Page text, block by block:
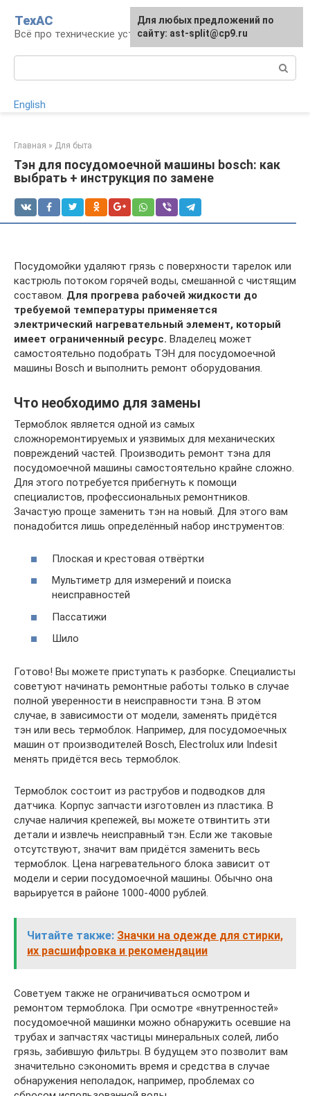
контенту
ТехАС
Всё про технические устройства
English
Главная » Для быта
Тэн для посудомоечной машины bosch: как
выбрать + инструкция по замене
Посудомойки удаляют грязь с поверхности тарелок или
кастрюль потоком горячей воды, смешанной с чистящим
составом. Для прогрева рабочей жидкости до
требуемой температуры применяется
электрический нагревательный элемент, который
имеет ограниченный ресурс. Владелец может
самостоятельно подобрать ТЭН для посудомоечной
машины Bosch и выполнить ремонт оборудования.
Что необходимо для замены
Термоблок является одной из самых
сложноремонтируемых и уязвимых для механических
повреждений частей. Производить ремонт тэна для
посудомоечной машины самостоятельно крайне сложно.
Для этого потребуется прибегнуть к помощи
специалистов, профессиональных ремонтников.
Зачастую проще заменить тэн на новый. Для этого вам
понадобится лишь определённый набор инструментов:
Плоская и крестовая отвёртки
Мультиметр для измерений и поиска
неисправностей
Пассатижи
Шило
Готово! Вы можете приступать к разборке. Специалисты
советуют начинать ремонтные работы только в случае
полной уверенности в неисправности тэна. В этом
случае, в зависимости от модели, заменять придётся
тэн или весь термоблок. Например, для посудомоечных
машин от производителей Bosch, Electrolux или Indesit
менять придётся весь термоблок.
Термоблок состоит из раструбов и подводков для
датчика. Корпус запчасти изготовлен из пластика. В
случае наличия крепежей, вы можете отвинтить эти
детали и извлечь неисправный тэн. Если же таковые
отсутствуют, значит вам придётся заменить весь
термоблок. Цена нагревательного блока зависит от
модели и серии посудомоечной машины. Обычно она
варьируется в районе 1000-4000 рублей.
Читайте также: Значки на одежде для стирки,
их расшифровка и рекомендации
Советуем также не ограничиваться осмотром и
ремонтом термоблока. При осмотре «внутренностей»
посудомоечной машинки можно обнаружить осевшие на
трубах и запчастях частицы минеральных солей, либо
грязь, забившую фильтры. В будущем это позволит вам
значительно сэкономить время и средства в случае
обнаружения неполадок, например, проблемах со
Для любых предложений по
сайту: ast-split@cp9.ru